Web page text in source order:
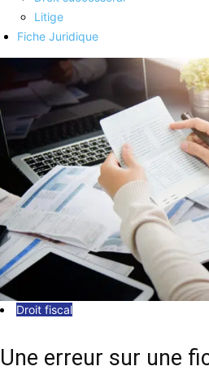
Litige
Fiche Juridique
Droit fiscal
Une erreur sur une